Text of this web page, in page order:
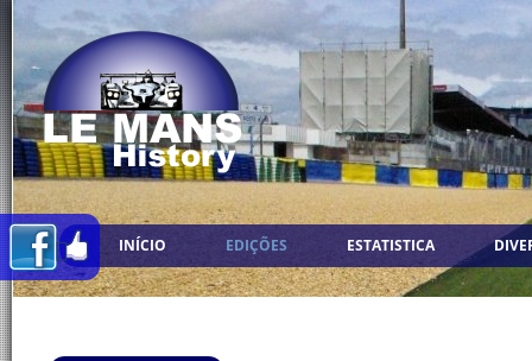
INÍCIO EDIÇÕES ESTATISTICA